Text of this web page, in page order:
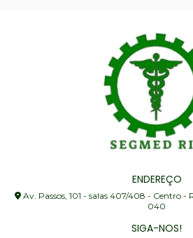
ENDEREÇO
Av. Passos, 101 - salas 407/408 - Centro -
040
SIGA-NOS!